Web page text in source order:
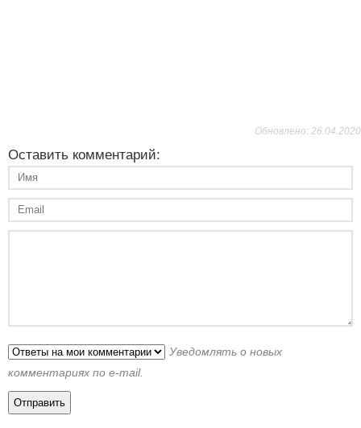
Обновлено: 26.04.2020
Оставить комментарий:
Уведомлять о новых
комментариях по e-mail.